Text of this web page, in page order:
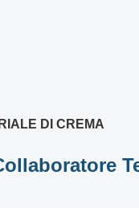
DI CREMA